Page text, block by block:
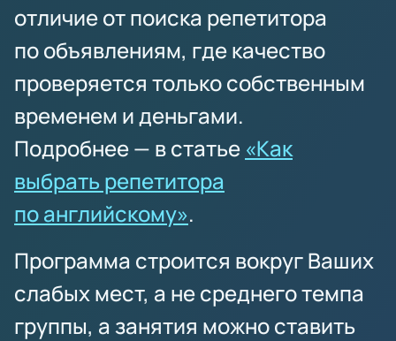
отличие от поиска репетитора
по объявлениям, где качество
проверяется только собственным
временем и деньгами.
Подробнее — в статье «Как
выбрать репетитора
по английскому».
Программа строится вокруг Ваших
слабых мест, а не среднего темпа
группы, а занятия можно ставить